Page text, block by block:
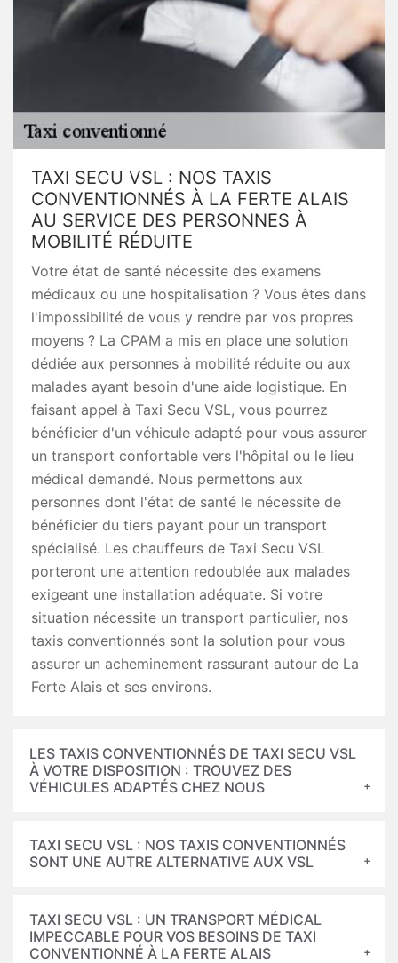
TAXI SECU VSL : NOS TAXIS
CONVENTIONNÉS À LA FERTE ALAIS
AU SERVICE DES PERSONNES À
MOBILITÉ RÉDUITE
Votre état de santé nécessite des examens
médicaux ou une hospitalisation ? Vous êtes dans
l'impossibilité de vous y rendre par vos propres
moyens ? La CPAM a mis en place une solution
dédiée aux personnes à mobilité réduite ou aux
malades ayant besoin d'une aide logistique. En
faisant appel à Taxi Secu VSL, vous pourrez
bénéficier d'un véhicule adapté pour vous assurer
un transport confortable vers l'hôpital ou le lieu
médical demandé. Nous permettons aux
personnes dont l'état de santé le nécessite de
bénéficier du tiers payant pour un transport
spécialisé. Les chauffeurs de Taxi Secu VSL
porteront une attention redoublée aux malades
exigeant une installation adéquate. Si votre
situation nécessite un transport particulier, nos
taxis conventionnés sont la solution pour vous
assurer un acheminement rassurant autour de La
Ferte Alais et ses environs.
LES TAXIS CONVENTIONNÉS DE TAXI SECU VSL
À VOTRE DISPOSITION : TROUVEZ DES
VÉHICULES ADAPTÉS CHEZ NOUS
TAXI SECU VSL : NOS TAXIS CONVENTIONNÉS
SONT UNE AUTRE ALTERNATIVE AUX VSL
TAXI SECU VSL : UN TRANSPORT MÉDICAL
IMPECCABLE POUR VOS BESOINS DE TAXI
CONVENTIONNÉ À LA FERTE ALAIS